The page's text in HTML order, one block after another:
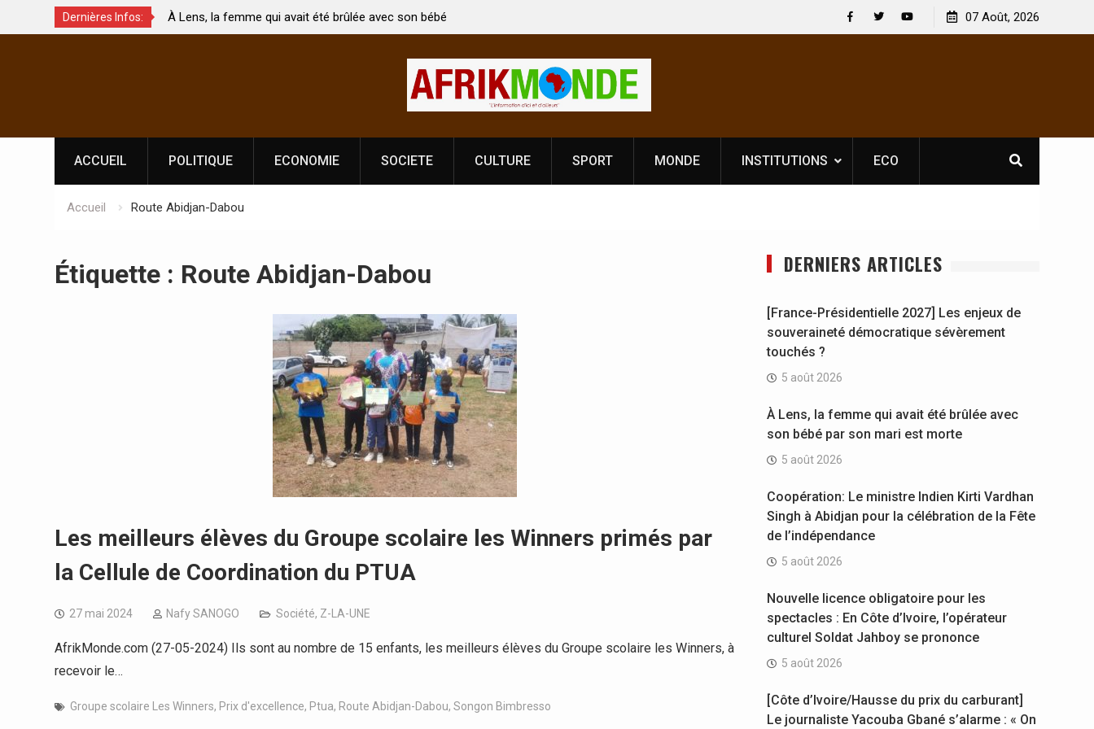
Dernières Infos:
enjeux de
touchés ?
À Lens, la femme qui avait été brûlée avec son bébé
par son mari est morte
Abidjan pour la célébration de la Fête de
l’indépendance
Nouvelle licence obligatoire pour les spectacles : En
Côte d’Ivoire, l’opérateur culturel Soldat Jahboy se
07 Août, 2026
ACCUEIL POLITIQUE ECONOMIE SOCIETE CULTURE SPORT MONDE INSTITUTIONS ECO
Accueil Route Abidjan-Dabou
Étiquette : Route Abidjan-Dabou
Les meilleurs élèves du Groupe scolaire les Winners primés par
la Cellule de Coordination du PTUA
27 mai 2024 Nafy SANOGO Société, Z-LA-UNE
AfrikMonde.com (27-05-2024) Ils sont au nombre de 15 enfants, les meilleurs élèves du Groupe scolaire les Winners, à
recevoir le…
Groupe scolaire Les Winners, Prix d'excellence, Ptua, Route Abidjan-Dabou, Songon Bimbresso
DERNIERS ARTICLES
[France-Présidentielle 2027] Les enjeux de
souveraineté démocratique sévèrement
touchés ?
5 août 2026
À Lens, la femme qui avait été brûlée avec
son bébé par son mari est morte
5 août 2026
Coopération: Le ministre Indien Kirti Vardhan
Singh à Abidjan pour la célébration de la Fête
de l’indépendance
5 août 2026
Nouvelle licence obligatoire pour les
spectacles : En Côte d’Ivoire, l’opérateur
culturel Soldat Jahboy se prononce
5 août 2026
[Côte d’Ivoire/Hausse du prix du carburant]
Le journaliste Yacouba Gbané s’alarme : « On